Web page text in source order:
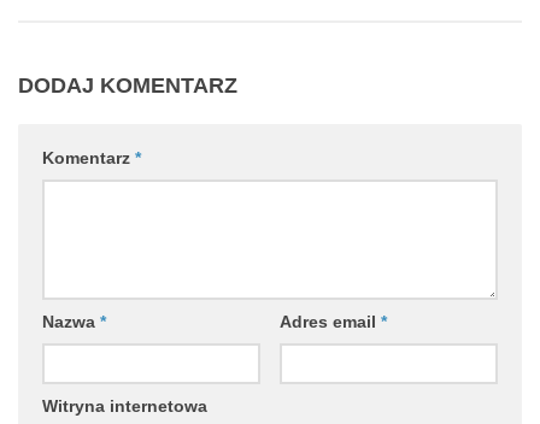
DODAJ KOMENTARZ
Komentarz *
Nazwa * Adres email *
Witryna internetowa